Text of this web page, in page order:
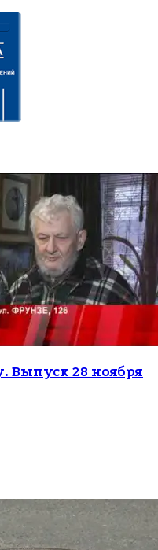
Выпуск 28 ноября